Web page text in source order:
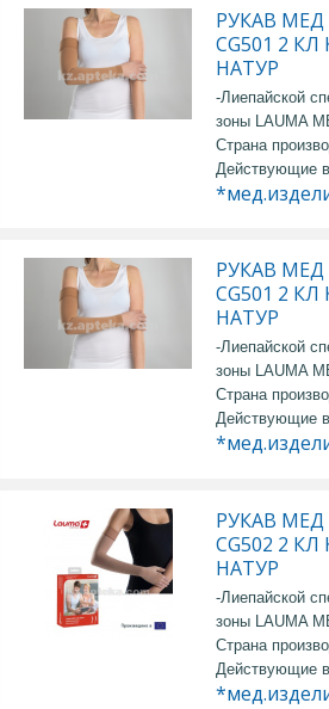
РУКАВ
CG501 2
НАТУР
-Лиепайской
зоны LAUMA
Страна
Действующие
РУКАВ
CG501 2
НАТУР
-Лиепайской
зоны LAUMA
Страна
Действующие
РУКАВ
CG502 2
НАТУР
-Лиепайской
зоны LAUMA
Страна
Действующие